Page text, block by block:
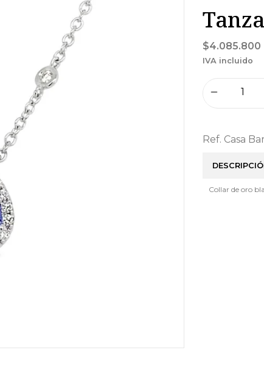
$4.085.800
IVA incluido
Ref. Casa
Collar de oro